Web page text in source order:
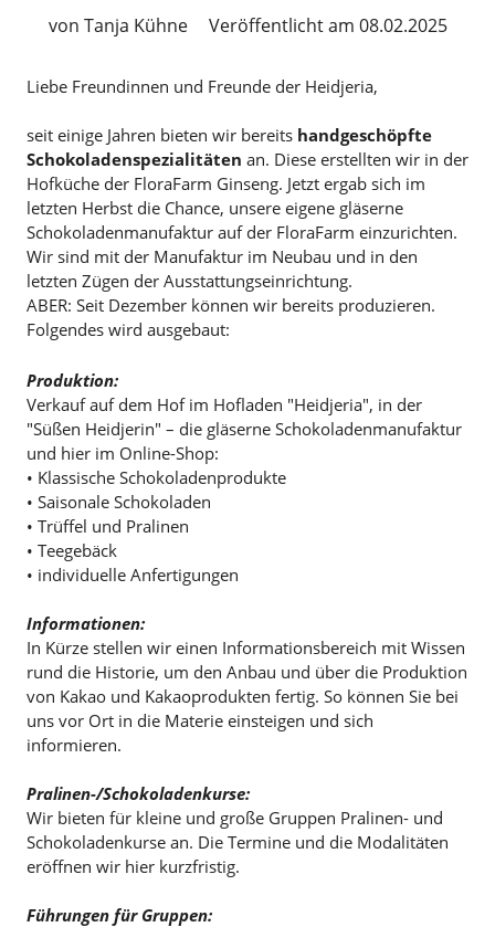
von Tanja Kühne Veröffentlicht am 08.02.2025
Liebe Freundinnen und Freunde der Heidjeria,
seit einige Jahren bieten wir bereits handgeschöpfte
Schokoladenspezialitäten an. Diese erstellten wir in der
Hofküche der FloraFarm Ginseng. Jetzt ergab sich im
letzten Herbst die Chance, unsere eigene gläserne
Schokoladenmanufaktur auf der FloraFarm einzurichten.
Wir sind mit der Manufaktur im Neubau und in den
letzten Zügen der Ausstattungseinrichtung.
ABER: Seit Dezember können wir bereits produzieren.
Folgendes wird ausgebaut:
Produktion:
Verkauf auf dem Hof im Hofladen "Heidjeria", in der
"Süßen Heidjerin" – die gläserne Schokoladenmanufaktur
und hier im Online-Shop:
• Klassische Schokoladenprodukte
• Saisonale Schokoladen
• Trüffel und Pralinen
• Teegebäck
• individuelle Anfertigungen
Informationen:
In Kürze stellen wir einen Informationsbereich mit Wissen
rund die Historie, um den Anbau und über die Produktion
von Kakao und Kakaoprodukten fertig. So können Sie bei
uns vor Ort in die Materie einsteigen und sich
informieren.
Pralinen-/Schokoladenkurse:
Wir bieten für kleine und große Gruppen Pralinen- und
Schokoladenkurse an. Die Termine und die Modalitäten
eröffnen wir hier kurzfristig.
Führungen für Gruppen: